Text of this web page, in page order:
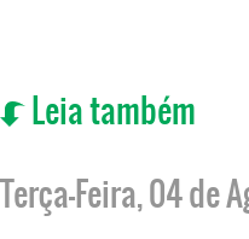
Leia também
Terça-Feira, 04 de